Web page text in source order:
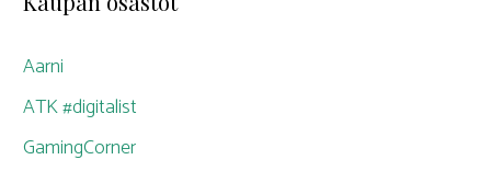
Aarni
ATK #digitalist
GamingCorner